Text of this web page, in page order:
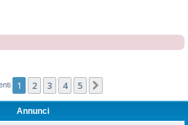
1 2 3 4 5
Annunci